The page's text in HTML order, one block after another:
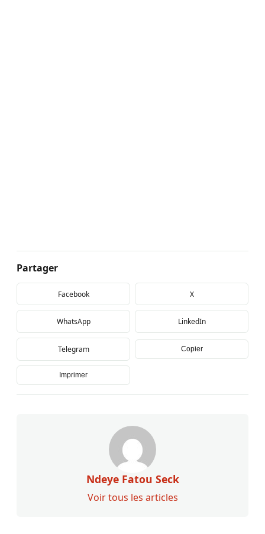
Partager
Facebook X
WhatsApp LinkedIn
Telegram Copier
Imprimer
Ndeye Fatou Seck
Voir tous les articles